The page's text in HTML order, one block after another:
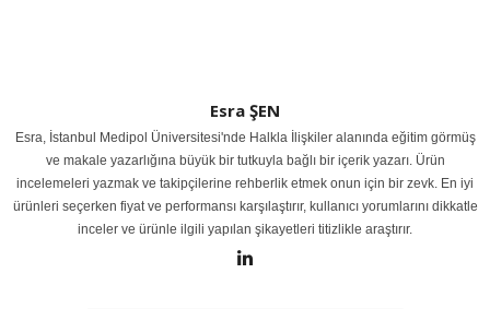
Esra ŞEN
Esra, İstanbul Medipol Üniversitesi'nde Halkla İlişkiler alanında eğitim görmüş
ve makale yazarlığına büyük bir tutkuyla bağlı bir içerik yazarı. Ürün
incelemeleri yazmak ve takipçilerine rehberlik etmek onun için bir zevk. En iyi
ürünleri seçerken fiyat ve performansı karşılaştırır, kullanıcı yorumlarını dikkatle
inceler ve ürünle ilgili yapılan şikayetleri titizlikle araştırır.